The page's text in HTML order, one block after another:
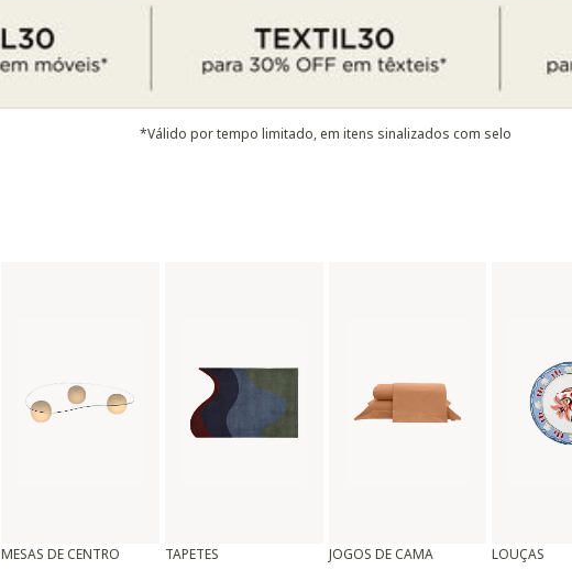
*Válido por tempo limitado, em itens sinalizados com selo
MESAS DE CENTRO TAPETES JOGOS DE CAMA LOUÇAS